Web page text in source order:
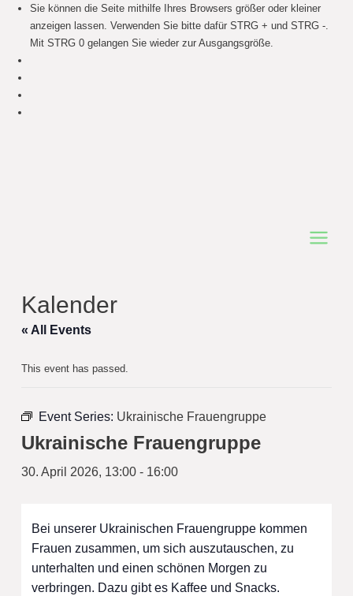
Sie können die Seite mithilfe Ihres Browsers größer oder kleiner
anzeigen lassen. Verwenden Sie bitte dafür STRG + und STRG -.
Mit STRG 0 gelangen Sie wieder zur Ausgangsgröße.
Main
Kalender
« All Events
This event has passed.
Event Series: Ukrainische Frauengruppe
Ukrainische Frauengruppe
30. April 2026, 13:00- 16:00
Bei unserer Ukrainischen Frauengruppe kommen
Frauen zusammen, um sich auszutauschen, zu
unterhalten und einen schönen Morgen zu
verbringen. Dazu gibt es Kaffee und Snacks.